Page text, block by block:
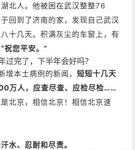
北人。他被困在武汉整整76
回到了济南的家，发现自己武汉
十几天。积满灰尘的车窗上，有
“祝您平安。”
增本土病例的新闻， 短短十几天
万人，应查尽查、应检尽检……
北京，相信北京！相信北京速
水、忍耐和尽责。